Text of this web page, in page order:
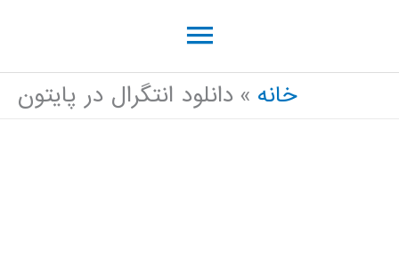
فهرست
اصلی
خانه دانلود انتگرال در پایتون